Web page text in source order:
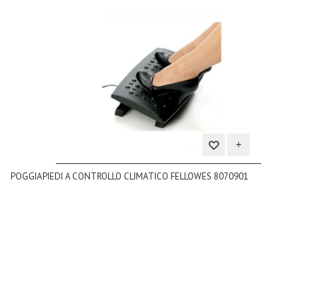
Aggiungi
alla
POGGIAPIEDI A CONTROLLO CLIMATICO FELLOWES 8070901